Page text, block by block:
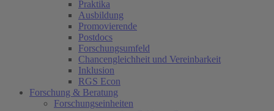
Praktika
Ausbildung
Promovierende
Postdocs
Forschungsumfeld
Chancengleichheit und Vereinbarkeit
Inklusion
RGS Econ
Forschung & Beratung
Forschungseinheiten